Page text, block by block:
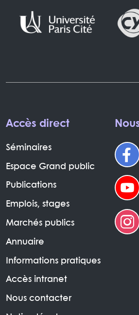
Accès direct
Séminaires
Espace Grand public
Publications
Emplois, stages
Marchés publics
Annuaire
Informations pratiques
Accès intranet
Nous contacter